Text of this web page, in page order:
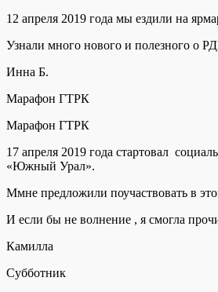
12 апреля 2019 года мы ездили на
Узнали много нового и полезного о
Инна Б.
Марафон ГТРК
Марафон ГТРК
17 апреля 2019 года стартовал
«Южный Урал».
Ммне предложили поучаствовать в
И если бы не волнение , я смогла
Камилла
Субботник